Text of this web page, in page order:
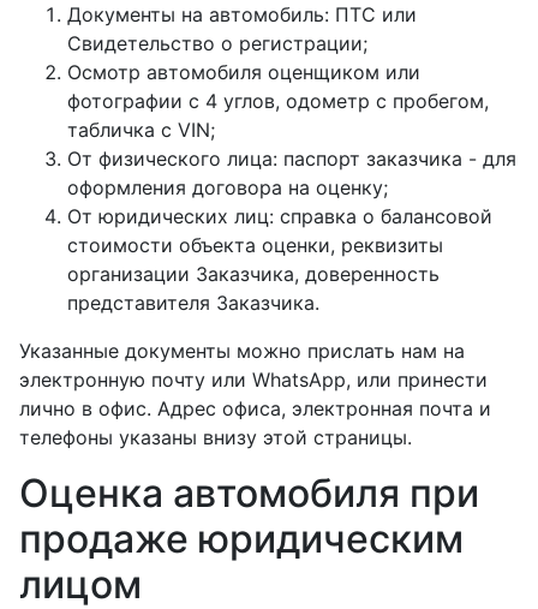
Документы на автомобиль: ПТС или
Свидетельство о регистрации;
Осмотр автомобиля оценщиком или
фотографии с 4 углов, одометр с пробегом,
табличка с VIN;
От физического лица: паспорт заказчика - для
оформления договора на оценку;
От юридических лиц: справка о балансовой
стоимости объекта оценки, реквизиты
организации Заказчика, доверенность
представителя Заказчика.
Указанные документы можно прислать нам на
электронную почту или WhatsАpp, или принести
лично в офис. Адрес офиса, электронная почта и
телефоны указаны внизу этой страницы.
Оценка автомобиля при
продаже юридическим
лицом